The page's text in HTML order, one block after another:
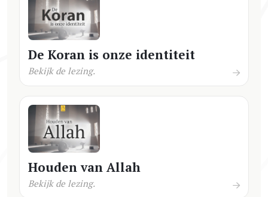
De Koran is onze identiteit
Bekijk de lezing.
Houden van Allah
Bekijk de lezing.